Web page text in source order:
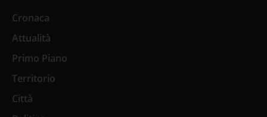
Cronaca
Attualità
Primo Piano
Territorio
Città